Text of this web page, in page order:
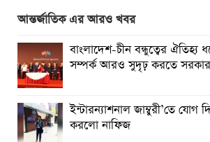
ব্রহ্মপুত্র নদে নিখোঁজ কৃষকের সন্ধান মেলেনি
রাঙ্গুনিয়ায় জুলাই গণঅভ্যুত্থান দিবস পালিত
পার্বতীপুরে জুলাই গণঅভ্যুত্থান দিবস পালন
আত্রাইয়ে যথাযোগ্য মর্যাদায় ‘জুলাই
ঝালকাঠিতে জুলাই গণঅভ্যুত্থান দিবস পালিত
আন্তর্জাতিক এর আরও খবর
বাংলাদেশ-চীন বন্ধুত্বের ঐতিহ্য
সম্পর্ক আরও সুদৃঢ় করতে সরকার
ইন্টারন্যাশনাল জাম্বুরী’তে যোগ
করলো নাফিজ